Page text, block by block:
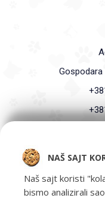
Gospodara
NAŠ SAJT
Naš sajt koristi
bismo analizirali